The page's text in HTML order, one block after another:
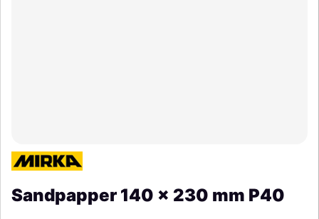
Sandpapper 140 x 230 mm P40